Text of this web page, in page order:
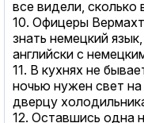
все видели, сколько
10. Офицеры
знать немецкий
английски с
11. В кухнях не
ночью нужен свет
дверцу
12. Оставшись одна